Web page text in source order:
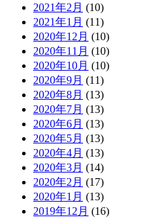
2021年2月 (10)
2021年1月 (11)
2020年12月 (10)
2020年11月 (10)
2020年10月 (10)
2020年9月 (11)
2020年8月 (13)
2020年7月 (13)
2020年6月 (13)
2020年5月 (13)
2020年4月 (13)
2020年3月 (14)
2020年2月 (17)
2020年1月 (13)
2019年12月 (16)